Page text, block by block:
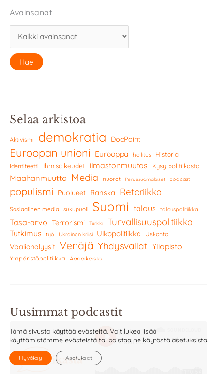
Avainsanat
Selaa arkistoa
Aktivismi demokratia DocPoint
Euroopan unioni Eurooppa hallitus Historia
Identiteetti Ihmisoikeudet ilmastonmuutos Kysy politiikasta
Maahanmuutto Media nuoret Perussuomalaiset podcast
populismi Puolueet Ranska Retoriikka
Sosiaalinen media sukupuoli Suomi talous talouspolitiikka
Tasa-arvo Terrorismi Turkki Turvallisuuspolitiikka
Tutkimus työ Ukrainan kriisi Ulkopolitiikka Uskonto
Vaalianalyysit Venäjä Yhdysvallat Yliopisto
Ympäristöpolitiikka Äärioikeisto
Uusimmat podcastit
Tämä sivusto käyttää evästeitä. Voit lukea lisää
käyttämistämme evästeistä tai poistaa ne käytöstä asetuksista.
Hyväksy Asetukset